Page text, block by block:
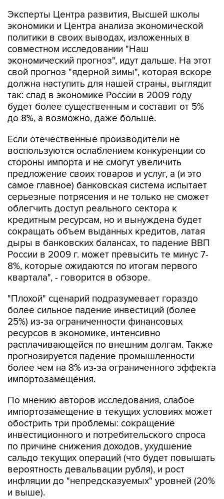
Эксперты Центра развития, Высшей школы
экономики и Центра анализа экономической
политики в своих выводах, изложенных в
совместном исследовании "Наш
экономический прогноз", идут дальше. На этот
свой прогноз "ядерной зимы", которая вскоре
должна наступить для нашей страны, выглядит
так: спад в экономике России в 2009 году
будет более существенным и составит от 5%
до 8%, а возможно, даже больше.
Если отечественные производители не
воспользуются ослаблением конкуренции со
стороны импорта и не смогут увеличить
предложение своих товаров и услуг, а (и это
самое главное) банковская система испытает
серьезные потрясения и не только не сможет
облегчить доступ реального сектора к
кредитным ресурсам, но и вынуждена будет
сокращать объем выданных кредитов, латая
дыры в банковских балансах, то падение ВВП
России в 2009 г. может превысить те минус 7-
8%, которые ожидаются по итогам первого
квартала", - говорится в обзоре.
"Плохой" сценарий подразумевает гораздо
более сильное падение инвестиций (более
25%) из-за ограниченности финансовых
ресурсов в экономике, интенсивно
расплачивающейся по внешним долгам. Также
прогнозируется падение промышленности
более чем на 8% из-за ограниченного эффекта
импортозамещения.
По мнению авторов исследования, слабое
импортозамещение в текущих условиях может
обострить три проблемы: сокращение
инвестиционного и потребительского спроса
по причине снижения доходов, ухудшение
сальдо текущих операций (что будет повышать
вероятность девальвации рубля), и рост
инфляции до "непредсказуемых" уровней (20%
и выше).